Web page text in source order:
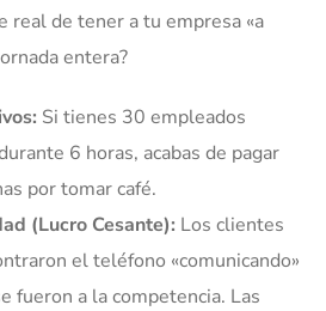
real de tener a tu empresa «a
entera?
Si tienes 30 empleados
6 horas, acabas de pagar
por tomar café.
(Lucro Cesante): Los clientes
el teléfono «comunicando»
fueron a la competencia. Las